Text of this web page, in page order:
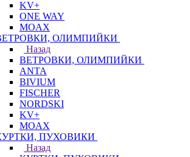
KV+
ONE WAY
MOAX
ОЛИМПИЙКИ
Назад
ВЕТРОВКИ, ОЛИМПИЙКИ
ANTA
BIVIUM
FISCHER
NORDSKI
KV+
MOAX
ПУХОВИКИ
Назад